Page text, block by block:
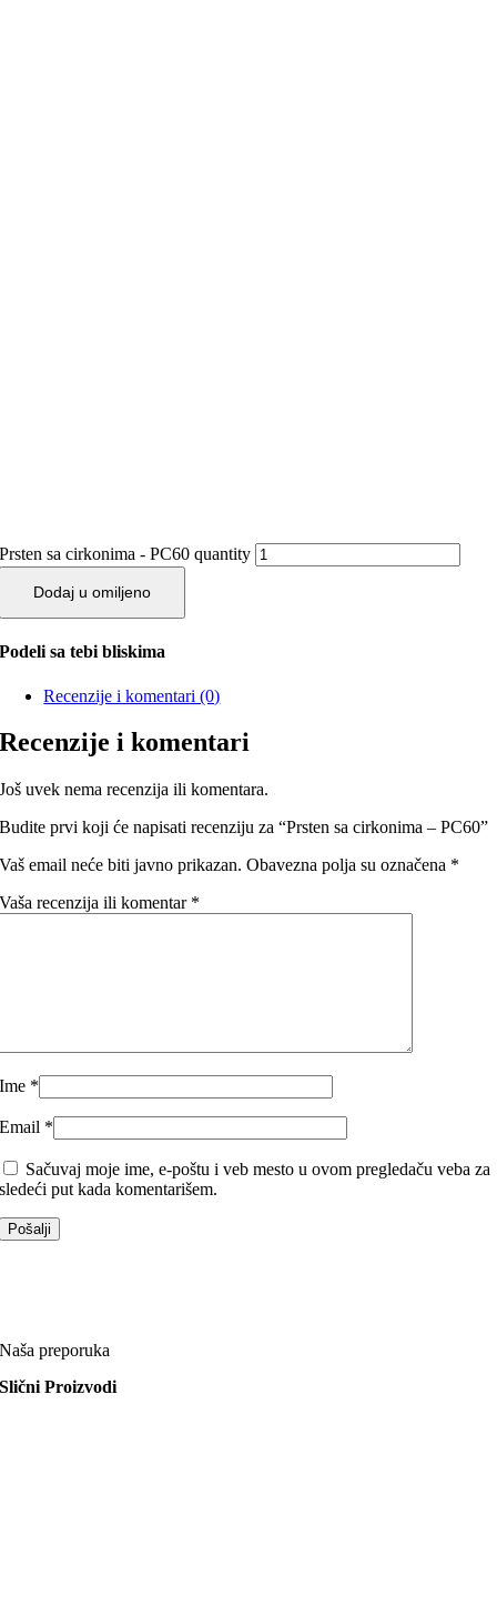
Prsten sa cirkonima - PC60 quantity
Dodaj u omiljeno
Podeli sa tebi bliskima
Recenzije i komentari (0)
Recenzije i komentari
Još uvek nema recenzija ili komentara.
Budite prvi koji će napisati recenziju za “Prsten sa cirkonima – PC60”
Vaš email neće biti javno prikazan. Obavezna polja su označena *
Vaša recenzija ili komentar *
Ime *
Email *
Sačuvaj moje ime, e-poštu i veb mesto u ovom pregledaču veba za
sledeći put kada komentarišem.
Naša preporuka
Slični Proizvodi